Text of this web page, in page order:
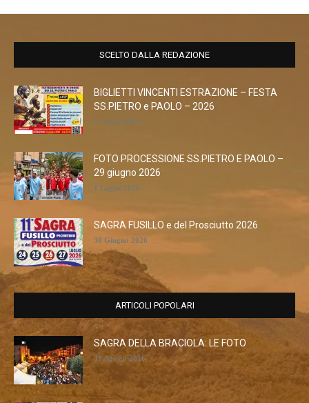
SCELTO DALLA REDAZIONE
BIGLIETTI VINCENTI ESTRAZIONE – FESTA
SS.PIETRO e PAOLO – 2026
1 Luglio 2026
FOTO PROCESSIONE SS.PIETRO E PAOLO –
29 giugno 2026
1 Luglio 2026
SAGRA FUSILLO e del Prosciutto 2026
30 Giugno 2026
ARTICOLI POPOLARI
SAGRA DELLA BRACIOLA: LE FOTO
31 Agosto 2016